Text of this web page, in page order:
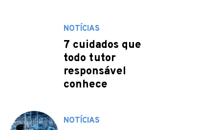
NOTÍCIAS
7 cuidados que
todo tutor
responsável
conhece
NOTÍCIAS